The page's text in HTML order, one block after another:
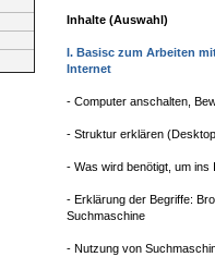
Inhalte (Auswahl)
I. Basisc zum Arbeiten
Internet
- Computer anschalten,
- Struktur erklären
- Was wird benötigt, um ins
- Erklärung der Begriffe:
Suchmaschine
- Nutzung von